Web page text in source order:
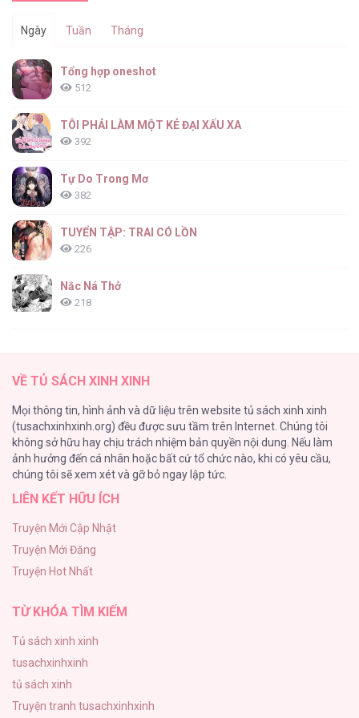
Ngày Tuần Tháng
Tổng hợp oneshot
512
TÔI PHẢI LÀM MỘT KẺ ĐẠI XẤU XA
392
Tự Do Trong Mơ
382
TUYỂN TẬP: TRAI CÓ LỒN
226
Nắc Ná Thở
218
191
Làm vị cứu tinh thật dễ dàng
186
Thiên Đường Táo Xanh
(END) Merry Marbling
150
VỀ TỦ SÁCH XINH XINH
Mọi thông tin, hình ảnh và dữ liệu trên website tủ sách xinh xinh
(tusachxinhxinh.org) đều được sưu tầm trên Internet. Chúng tôi
không sở hữu hay chịu trách nhiệm bản quyền nội dung. Nếu làm
ảnh hưởng đến cá nhân hoặc bất cứ tổ chức nào, khi có yêu cầu,
chúng tôi sẽ xem xét và gỡ bỏ ngay lập tức.
LIÊN KẾT HỮU ÍCH
Truyện Mới Cập Nhật
Truyện Mới Đăng
Truyện Hot Nhất
TỪ KHÓA TÌM KIẾM
Tủ sách xinh xinh
tusachxinhxinh
tủ sách xinh
Truyện tranh tusachxinhxinh